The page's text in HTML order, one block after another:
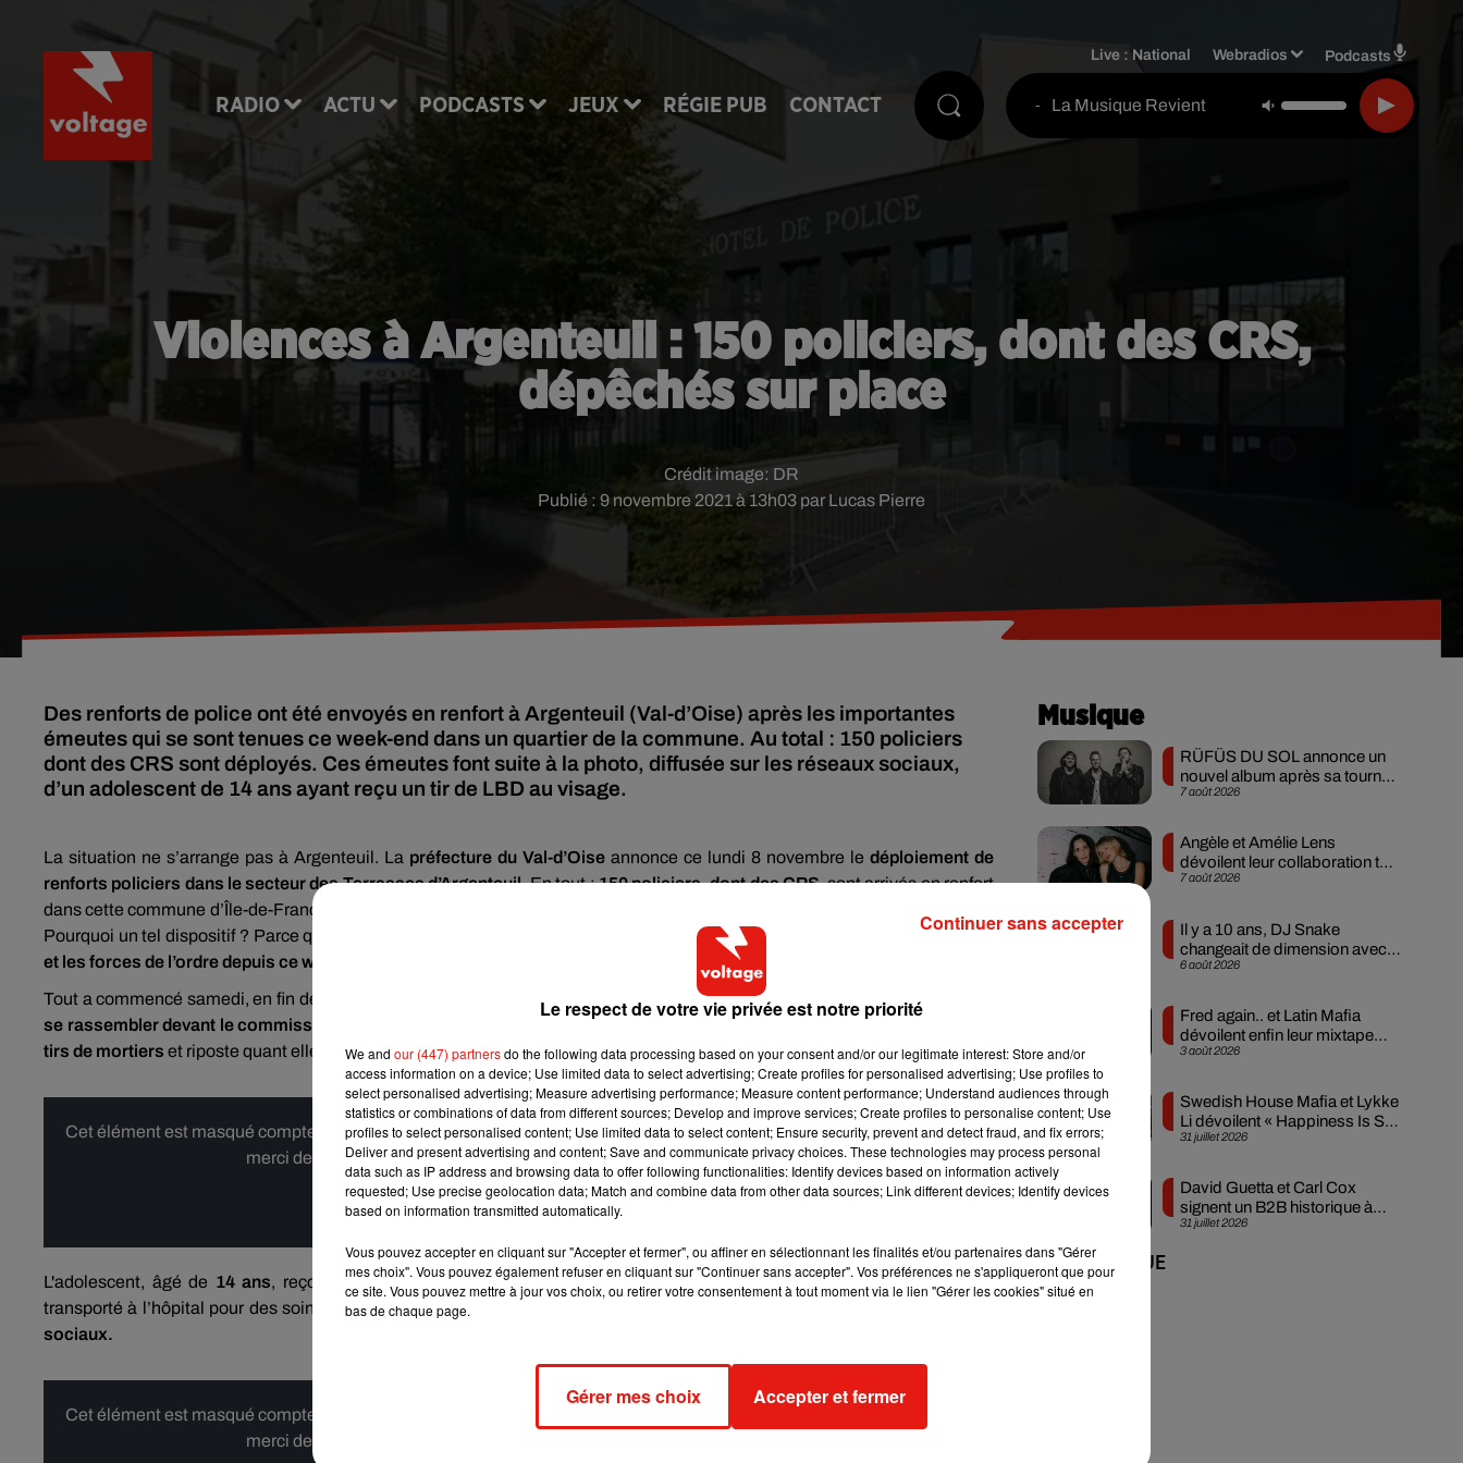
RADIO ACTU PODCASTS JEUX RÉGIE PUB CONTACT
Live : National Webradios Podcasts
- La Musique Revient
Violences à Argenteuil : 150 policiers, dont des CRS,
dépêchés sur place
Publié : 9 novembre 2021 à 13h03 par Lucas Pierre
Crédit image: DR
Des renforts de police ont été envoyés en renfort à Argenteuil (Val-d’Oise) après les importantes
émeutes qui se sont tenues ce week-end dans un quartier de la commune. Au total : 150 policiers
dont des CRS sont déployés. Ces émeutes font suite à la photo, diffusée sur les réseaux sociaux,
d’un adolescent de 14 ans ayant reçu un tir de LBD au visage.
La situation ne s’arrange pas à Argenteuil. La préfecture du Val-d’Oiseannonce ce lundi 8 novembre le déploiement de
renforts policiers dans le secteur des Terrasses d’Argenteuil.En tout :150 policiers, dont des CRS, sont arrivés en renfort
dans cette commune d’Île-de-France. La préfecture du département précise que
Pourquoi un tel dispositif ? Parce que la commune du Val-d’Oise est
en proie à de fortes tensions entre jeunes du quartier
et les forces de l’ordre depuis ce week-end.
Tout a commencé samedi, en fin de journée. Les forces de l’ordre sont prévenues quede nombreux jeunes sont en train de
se rassembler devant le commissariat d’Argenteuil
, certains étant armés. Une fois sur place, la police subit
tirs de mortiers et riposte quant elle aperçoit l’un des tireurs.
Cet élément est masqué compte-tenu du refus du dépôt de cookies que vous avez exprimé. Si vous souhaitez l'afficher,
merci de nous donner votre accord en cliquant sur le bouton ci-dessous.
Afficher l'élément
L'adolescent, âgé de 14 ans, reçoit un tir de LBD (Lanceur de balles de défense) au visage avant d’êtreinterpellé et
transporté à l’hôpital pour des soins. Seulement,la photo du visage tuméfié de l’adolescent est diffusée sur les réseaux
sociaux.
Cet élément est masqué compte-tenu du refus du dépôt de cookies que vous avez exprimé. Si vous souhaitez l'afficher,
merci de nous donner votre accord en cliquant sur le bouton ci-dessous.
Musique
7 août 2026
RÜFÜS DU SOL annonce un
nouvel album après sa tournée
mondiale
7 août 2026
Angèle et Amélie Lens
dévoilent leur collaboration tant
attendue
6 août 2026
Il y a 10 ans, DJ Snake
changeait de dimension avec
son premier...
3 août 2026
Fred again.. et Latin Mafia
dévoilent enfin leur mixtape
créée en...
31 juillet 2026
Swedish House Mafia et Lykke
Li dévoilent « Happiness Is So
Sad »
31 juillet 2026
David Guetta et Carl Cox
signent un B2B historique à
Ibiza
+ DE MUSIQUE
Le respect de votre vie privée est notre priorité
We and our (447) partnersdo the following data processing based on your consent and/or our legitimate interest: Store and/or
access information on a device; Use limited data to select advertising; Create profiles for personalised advertising; Use profiles to
select personalised advertising; Measure advertising performance; Measure content performance; Understand audiences through
statistics or combinations of data from different sources; Develop and improve services; Create profiles to personalise content; Use
profiles to select personalised content; Use limited data to select content; Ensure security, prevent and detect fraud, and fix errors;
Deliver and present advertising and content; Save and communicate privacy choices. These technologies may process personal
data such as IP address and browsing data to offer following functionalities: Identify devices based on information actively
requested; Use precise geolocation data; Match and combine data from other data sources; Link different devices; Identify devices
based on information transmitted automatically.
Vous pouvez accepter en cliquant sur "Accepter et fermer", ou affiner en sélectionnant les finalités et/ou partenaires dans "Gérer
mes choix". Vous pouvez également refuser en cliquant sur "Continuer sans accepter". Vos préférences ne s'appliqueront que pour
ce site. Vous pouvez mettre à jour vos choix, ou retirer votre consentement à tout moment via le lien "Gérer les cookies" situé en
bas de chaque page.
Gérer mes choix Accepter et fermer
Continuer sans accepter